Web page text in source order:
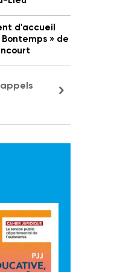
d'accueil
» de